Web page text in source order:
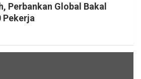
Perbankan Global Bakal
Pekerja